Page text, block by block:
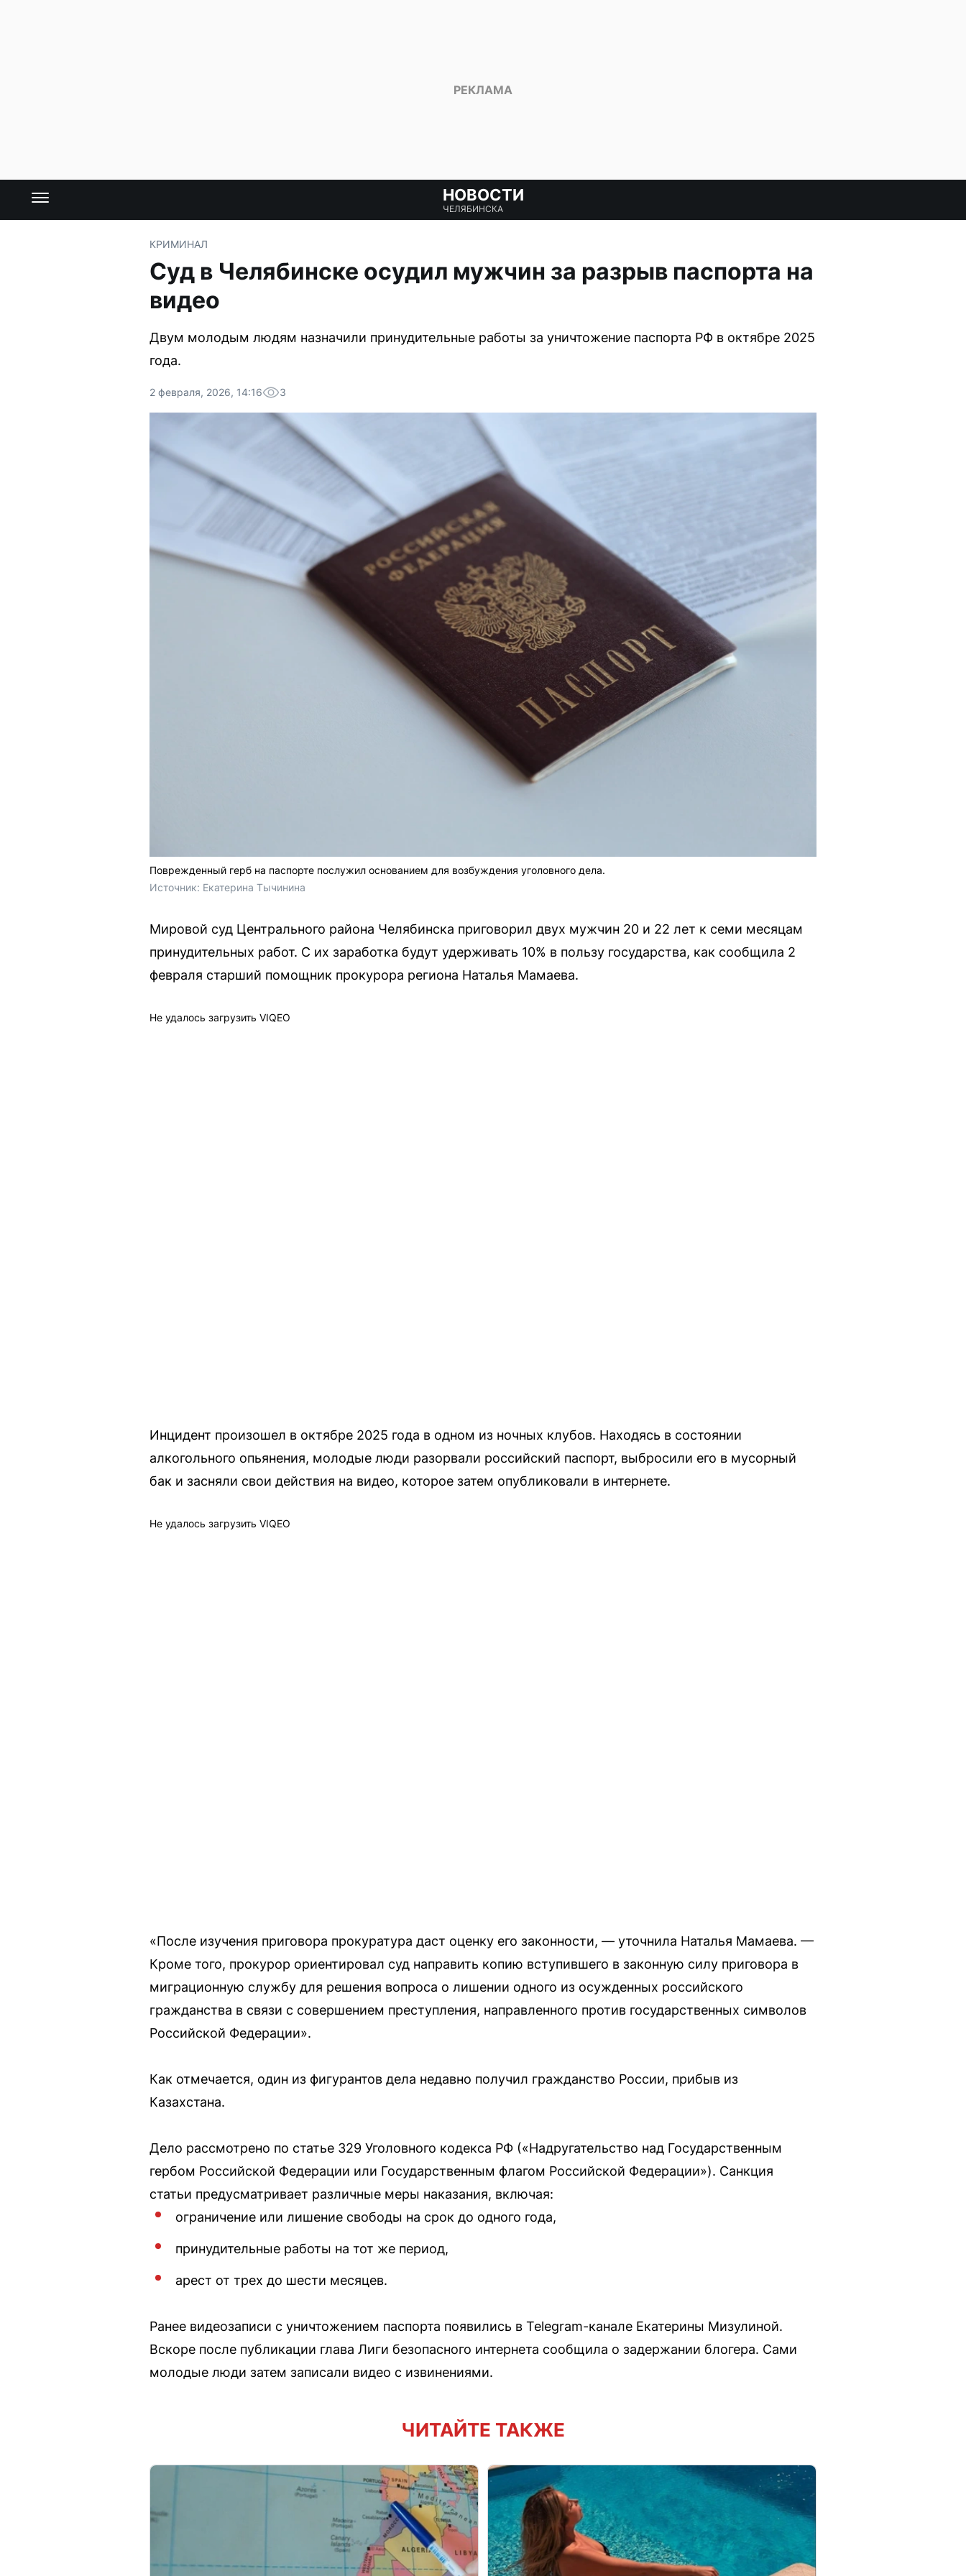
НОВОСТИ
ЧЕЛЯБИНСКА
КРИМИНАЛ
Суд в Челябинске осудил мужчин за разрыв паспорта на
видео
Двум молодым людям назначили принудительные работы за уничтожение паспорта РФ в октябре 2025
года.
2 февраля, 2026, 14:16 3
Поврежденный герб на паспорте послужил основанием для возбуждения уголовного дела.
Источник: Екатерина Тычинина
Мировой суд Центрального района Челябинска приговорил двух мужчин 20 и 22 лет к семи месяцам
принудительных работ. С их заработка будут удерживать 10% в пользу государства, как сообщила 2
февраля старший помощник прокурора региона Наталья Мамаева.
Не удалось загрузить VIQEO
Инцидент произошел в октябре 2025 года в одном из ночных клубов. Находясь в состоянии
алкогольного опьянения, молодые люди разорвали российский паспорт, выбросили его в мусорный
бак и засняли свои действия на видео, которое затем опубликовали в интернете.
Не удалось загрузить VIQEO
«После изучения приговора прокуратура даст оценку его законности, — уточнила Наталья Мамаева. —
Кроме того, прокурор ориентировал суд направить копию вступившего в законную силу приговора в
миграционную службу для решения вопроса о лишении одного из осужденных российского
гражданства в связи с совершением преступления, направленного против государственных символов
Российской Федерации».
Как отмечается, один из фигурантов дела недавно получил гражданство России, прибыв из
Казахстана.
Дело рассмотрено по статье 329 Уголовного кодекса РФ («Надругательство над Государственным
гербом Российской Федерации или Государственным флагом Российской Федерации»). Санкция
статьи предусматривает различные меры наказания, включая:
ограничение или лишение свободы на срок до одного года,
принудительные работы на тот же период,
арест от трех до шести месяцев.
Ранее видеозаписи с уничтожением паспорта появились в Telegram-канале Екатерины Мизулиной.
Вскоре после публикации глава Лиги безопасного интернета сообщила о задержании блогера. Сами
молодые люди затем записали видео с извинениями.
ЧИТАЙТЕ ТАКЖЕ